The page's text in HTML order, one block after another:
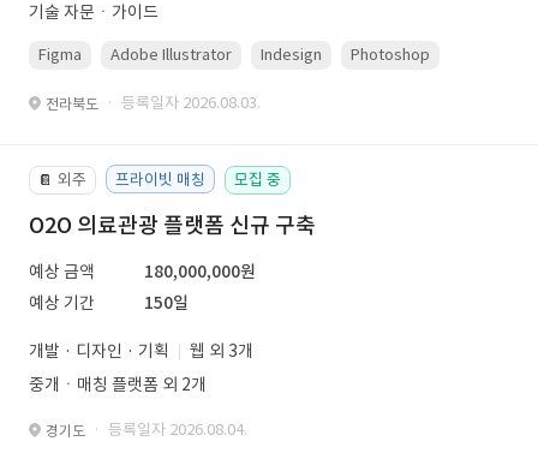
기술 자문ㆍ가이드
Figma Adobe Illustrator Indesign Photoshop
전라북도 · 등록일자 2026.08.03.
📔 외주 프라이빗 매칭 모집 중
O2O 의료관광 플랫폼 신규 구축
예상 금액
180,000,000원
예상 기간
150일
개발 · 디자인 · 기획
웹 외 3개
중개ㆍ매칭 플랫폼 외 2개
경기도 · 등록일자 2026.08.04.